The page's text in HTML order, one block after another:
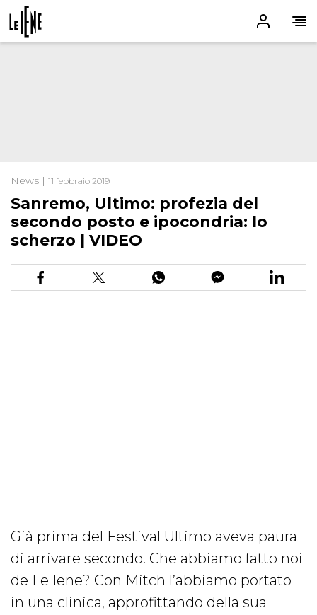
News | 11 febbraio 2019
Sanremo, Ultimo: profezia del
secondo posto e ipocondria: lo
scherzo | VIDEO
Già prima del Festival Ultimo aveva paura
di arrivare secondo. Che abbiamo fatto noi
de Le Iene? Con Mitch l’abbiamo portato
in una clinica, approfittando della sua